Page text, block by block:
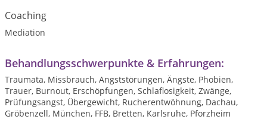
Coaching
Mediation
Behandlungsschwerpunkte & Erfahrungen:
Traumata, Missbrauch, Angststörungen, Ängste, Phobien,
Trauer, Burnout, Erschöpfungen, Schlaflosigkeit, Zwänge,
Prüfungsangst, Übergewicht, Rucherentwöhnung, Dachau,
Gröbenzell, München, FFB, Bretten, Karlsruhe, Pforzheim